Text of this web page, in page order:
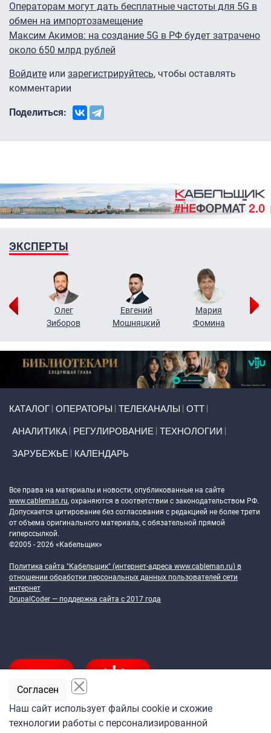
Операторам могут дать бесплатные частоты для 5G в
обмен на импортозамещение
Максим Акимов: на создание 5G в РФ будет затрачено
около 650 млрд рублей
Войдите или зарегистрируйтесь, чтобы оставлять
комментарии
Поделиться:
ЭКСПЕРТЫ
Олег
Зиборов
Евгений
Мошняцкий
Мария
Фомина
КАТАЛОГ ОПЕРАТОРЫ ТЕЛЕКАНАЛЫ ОТТ
АНАЛИТИКА РЕГУЛИРОВАНИЕ ТЕХНОЛОГИИ
ЗАРУБЕЖЬЕ КАЛЕНДАРЬ
Все права на материалы и новости, опубликованные на сайте
www.cableman.ru, охраняются в соответствии с законодательством РФ.
Допускается цитирование без согласования с редакцией не более трети
от объема оригинального материала, с обязательной прямой
гиперссылкой.
©2005 - 2026 «Кабельщик»
Политика сайта "Кабельщик" (интернет-адреса www.cableman.ru) в
отношении обработки персональных данных пользователей сети
интернет
DrupalCoder — поддержка сайта c 2017 года
Наш сайт использует файлы cookie и схожие
технологии работы с персонализированной
Согласен